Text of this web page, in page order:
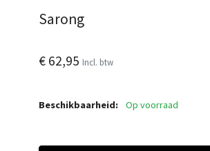
Sarong
€ 62,95 Incl. btw
Beschikbaarheid: Op voorraad